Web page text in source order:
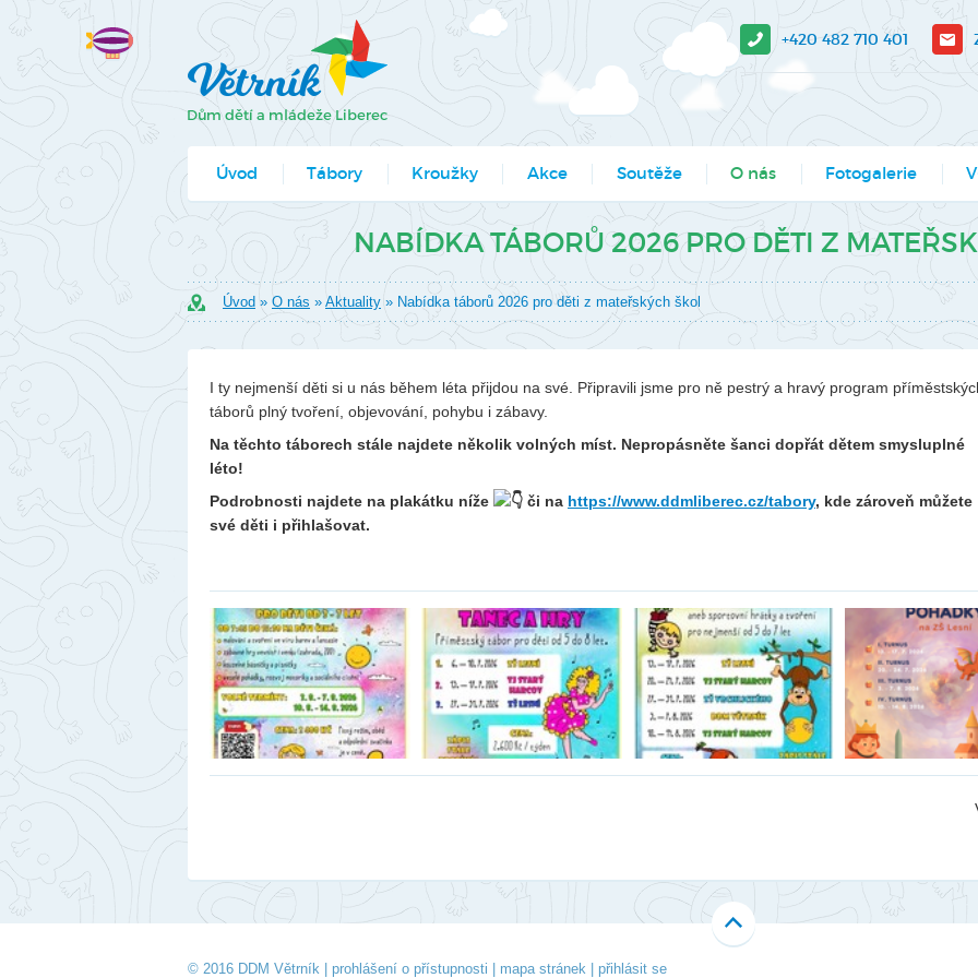
+420 482 710 401
Úvod Tábory Kroužky
Jak se přihlásit?
Formuláře ke stažení
Akce Soutěže
Moje město Liberec
Umělecké přehlídky
Výsledky soutěží MŠMT -
O nás
Aktuality
Podcasty
Povedlo se
Činnosti
Zaměstnanci
Fotogalerie
Akce
Kroužky
Kurzy, semináře
Projekty
Soutěže
O
NABÍDKA TÁBORŮ 2026 PRO DĚTI Z
Úvod » O nás » Aktuality » Nabídka táborů 2026 pro děti z mateřských škol
I ty nejmenší děti si u nás během léta přijdou na své. Připravili jsme pro ně pestrý a hravý program
táborů plný tvoření, objevování, pohybu i zábavy.
Na těchto táborech stále najdete několik volných míst. Nepropásněte šanci dopřát dětem smysluplné
léto!
Podrobnosti najdete na plakátku níže
či na https://www.ddmliberec.cz/tabory, kde zároveň můžete
své děti i přihlašovat.
© 2016 DDM Větrník | prohlášení o přístupnosti mapa stránek přihlásit se